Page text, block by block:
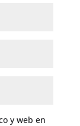
y web en